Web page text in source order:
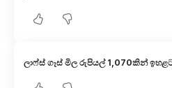
ලාෆ්ස් ගෑස් මිල රුපියල් 1,070කින්